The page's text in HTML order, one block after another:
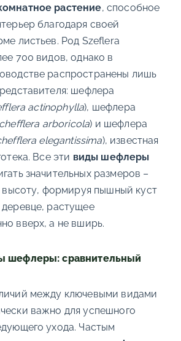
растение, способное
благодаря своей
листьев. Род Szeflera
700 видов, однако в
распространены лишь
шефлера
actinophylla), шефлера
arboricola) и шефлера
elegantissima), известная
Все эти виды шефлеры
значительных размеров –
высоту, формируя пышный куст
растущее
вверх, а не вширь.
шефлеры: сравнительный
между ключевыми видами
важно для успешного
ухода. Частым